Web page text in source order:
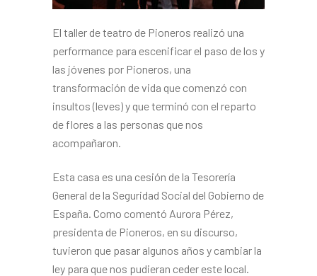
El taller de teatro de Pioneros realizó una
performance para escenificar el paso de los y
las jóvenes por Pioneros, una
transformación de vida que comenzó con
insultos (leves) y que terminó con el reparto
de flores a las personas que nos
acompañaron.
Esta casa es una cesión de la Tesorería
General de la Seguridad Social del Gobierno de
España. Como comentó Aurora Pérez,
presidenta de Pioneros, en su discurso,
tuvieron que pasar algunos años y cambiar la
ley para que nos pudieran ceder este local.